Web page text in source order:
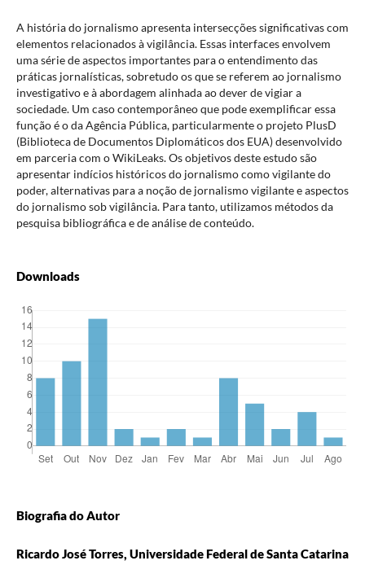
A história do jornalismo apresenta intersecções significativas com
elementos relacionados à vigilância. Essas interfaces envolvem
uma série de aspectos importantes para o entendimento das
práticas jornalísticas, sobretudo os que se referem ao jornalismo
investigativo e à abordagem alinhada ao dever de vigiar a
sociedade. Um caso contemporâneo que pode exemplificar essa
função é o da Agência Pública, particularmente o projeto PlusD
(Biblioteca de Documentos Diplomáticos dos EUA) desenvolvido
em parceria com o WikiLeaks. Os objetivos deste estudo são
apresentar indícios históricos do jornalismo como vigilante do
poder, alternativas para a noção de jornalismo vigilante e aspectos
do jornalismo sob vigilância. Para tanto, utilizamos métodos da
pesquisa bibliográfica e de análise de conteúdo.
Downloads
Biografia do Autor
Ricardo José Torres, Universidade Federal de Santa Catarina